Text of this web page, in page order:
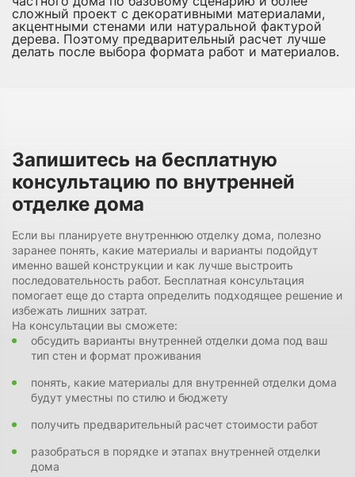
сложный проект с декоративными материалами,
акцентными стенами или натуральной фактурой
дерева. Поэтому предварительный расчет лучше
делать после выбора формата работ и материалов.
Запишитесь на бесплатную
консультацию по внутренней
отделке дома
Если вы планируете внутреннюю отделку дома, полезно
заранее понять, какие материалы и варианты подойдут
именно вашей конструкции и как лучше выстроить
последовательность работ. Бесплатная консультация
помогает еще до старта определить подходящее решение и
избежать лишних затрат.
На консультации вы сможете:
обсудить варианты внутренней отделки дома под ваш
тип стен и формат проживания
понять, какие материалы для внутренней отделки дома
будут уместны по стилю и бюджету
получить предварительный расчет стоимости работ
разобраться в порядке и этапах внутренней отделки
дома